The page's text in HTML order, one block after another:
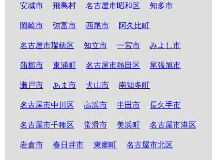
安城市 飛島村 名古屋市昭和区 知多市
岡崎市 弥富市 西尾市 阿久比町
名古屋市瑞穂区 知立市 一宮市 みよし市
蒲郡市 東浦町 名古屋市熱田区 尾張旭市
瀬戸市 あま市 犬山市 南知多町
名古屋市中川区 高浜市 半田市 長久手市
名古屋市千種区 常滑市 美浜町 名古屋市港区
岩倉市 春日井市 東郷町 名古屋市北区